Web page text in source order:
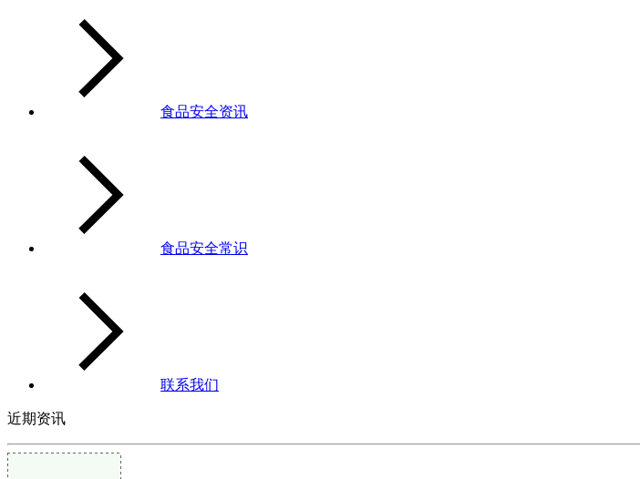
食品安全资讯
食品安全常识
联系我们
近期资讯